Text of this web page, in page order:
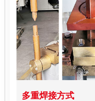
多重焊接方式